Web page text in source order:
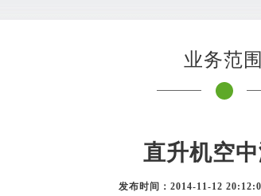
业务范围
直升机空
发布时间：2014-11-12